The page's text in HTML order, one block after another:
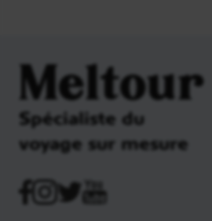
Meltour
Spécialiste du
voyage sur mesure